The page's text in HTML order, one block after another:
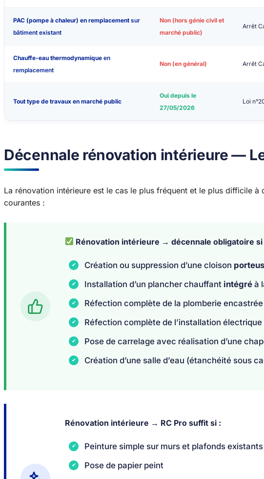
PAC (pompe à chaleur) en remplacementsur
bâtiment existant
Non (hors génie civil et
marché public)
Arrêt
Chauffe-eau thermodynamique en
remplacement
Non (en général) Arrêt
Tout type de travaux en marché public
Oui depuis le
27/05/2026
Loi
Décennale rénovation intérieure —
La rénovation intérieure est le cas le plus fréquent et le plus difficile
courantes :
Rénovation intérieure → décennale obligatoire si
Création ou suppression d’une cloison
Installation d’un plancher chauffant intégré à
Réfection complète de la plomberie
Réfection complète de l’installation
Pose de carrelage avec réalisation d’une
Création d’une salle d’eau (étanchéité sous
Rénovation intérieure → RC Pro suffit si :
Peinture simple sur murs et plafonds existants
Pose de papier peint